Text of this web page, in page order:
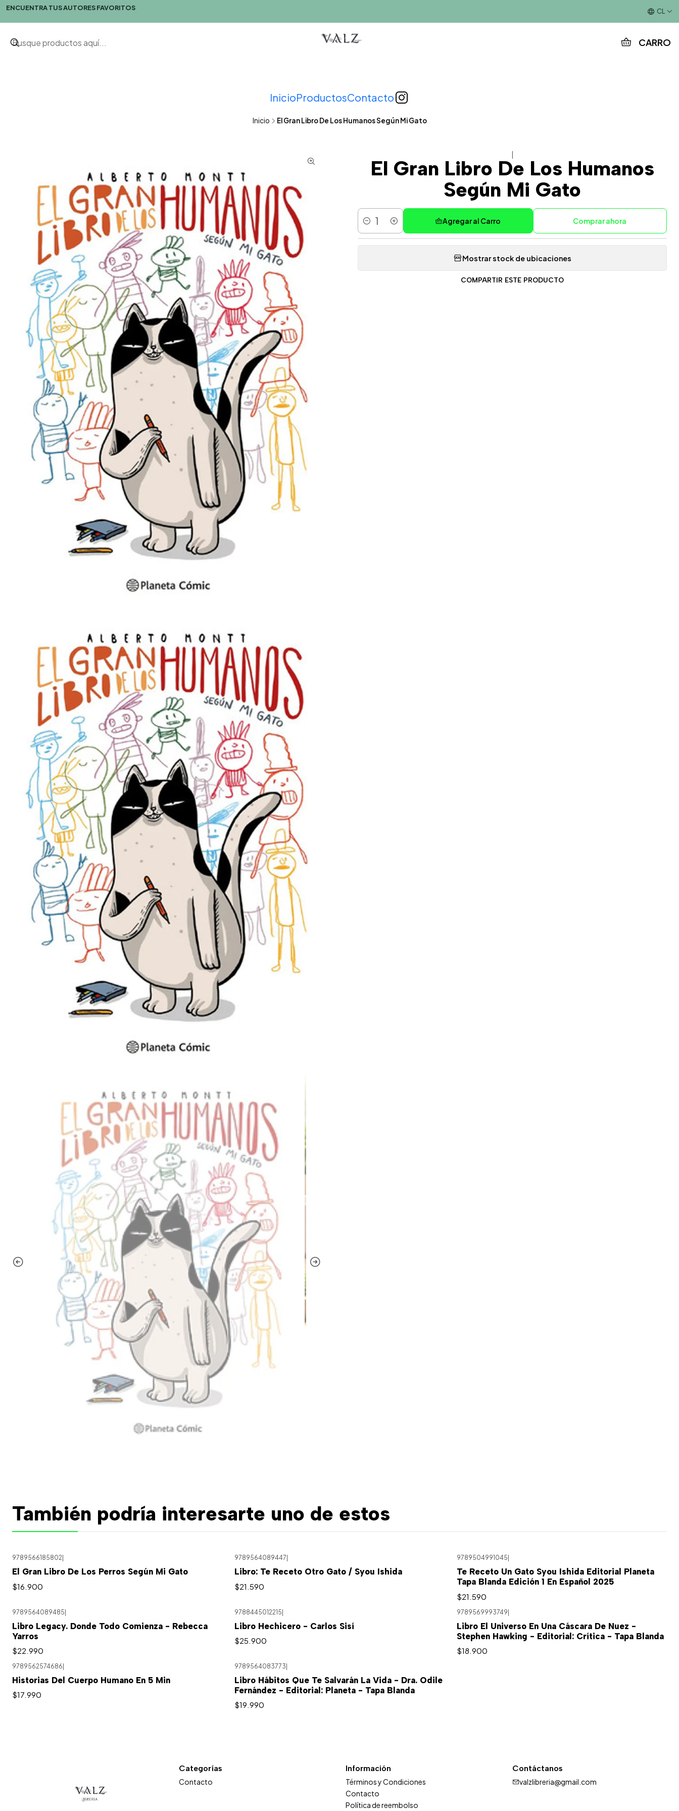
CARRO
InicioProductosContacto
ENCUENTRA TUS AUTORES FAVORITOS CL
Inicio El Gran Libro De Los Humanos Según Mi Gato
El Gran Libro De Los Humanos
Según Mi Gato
Cantidad
Agregar al Carro Comprar ahora
Mostrar stock de ubicaciones
COMPARTIR ESTE PRODUCTO
También podría interesarte uno de estos
9789566185802
El Gran Libro De Los Perros Según Mi Gato
$16.900
9789564089447
Libro: Te Receto Otro Gato / Syou Ishida
$21.590
9789504991045
Te Receto Un Gato Syou Ishida Editorial Planeta
Tapa Blanda Edición 1 En Español 2025
$21.590
9789564089485|
Libro Legacy. Donde Todo Comienza - Rebecca
Yarros
$22.990
9788445012215|
Libro Hechicero - Carlos Sisí
$25.900
9789569993749|
Libro El Universo En Una Cáscara De Nuez -
Stephen Hawking - Editorial: Crítica - Tapa Blanda
$18.900
9789562574686
Historias Del Cuerpo Humano En 5 Min
$17.990
9789564083773
Libro Hábitos Que Te Salvarán La Vida - Dra. Odile
Fernández - Editorial: Planeta - Tapa Blanda
$19.990
Categorías
Contacto
Información
Términos y Condiciones
Contacto
Política de reembolso
Contáctanos
valzlibreria@gmail.com